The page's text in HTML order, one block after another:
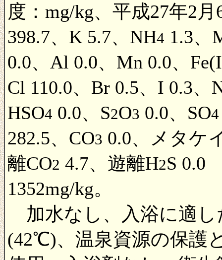
度：mg/kg、平成27年2
398.7、K 5.7、NH4 1.3、
0.0、Al 0.0、Mn 0.0、
Cl 110.0、Br 0.5、I 0.3、
HSO4 0.0、S2O3 0.0、SO4
282.5、CO3 0.0、メタケ
離CO2 4.7、遊離H2S 0.0
1352mg/kg。
加水なし、入浴に適し
(42℃)、温泉資源の保護